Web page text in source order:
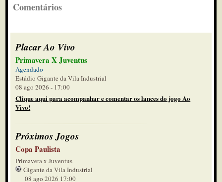
Comentários
Placar Ao Vivo
Primavera X Juventus
Agendado
Estádio Gigante da Vila Industrial
08 ago 2026 - 17:00
Clique aqui para acompanhar e comentar os lances do jogo Ao
Vivo!
Próximos Jogos
Copa Paulista
Primavera x Juventus
Gigante da Vila Industrial
08 ago 2026 17:00